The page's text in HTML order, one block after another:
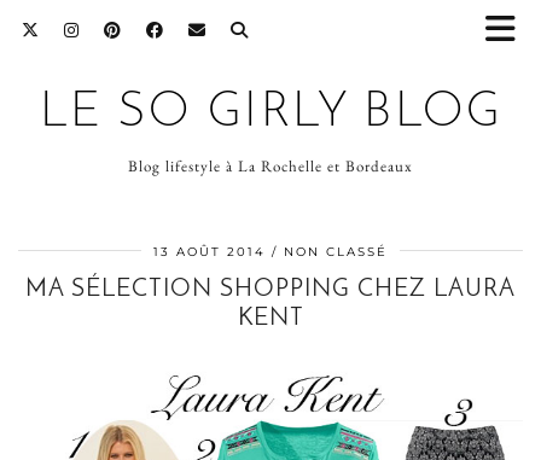
LE SO GIRLY BLOG
Blog lifestyle à La Rochelle et Bordeaux
13 AOÛT 2014 NON CLASSÉ
MA SÉLECTION SHOPPING CHEZ LAURA
KENT